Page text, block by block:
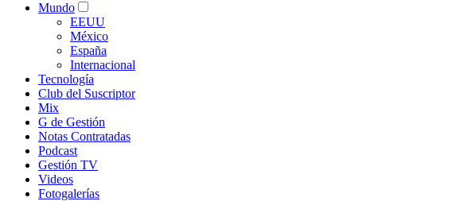
Mundo
EEUU
México
España
Internacional
Tecnología
Club del Suscriptor
Mix
G de Gestión
Notas Contratadas
Podcast
Gestión TV
Videos
Fotogalerías